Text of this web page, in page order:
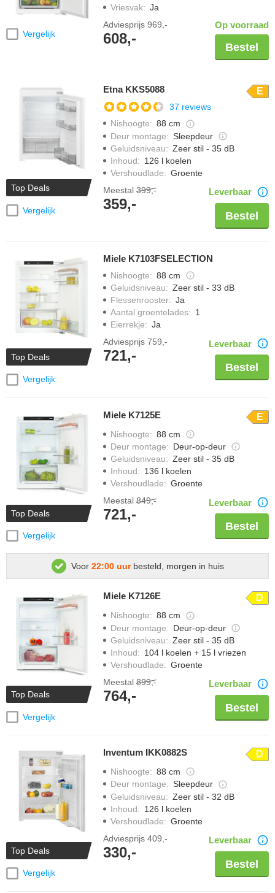
Vergelijk
Vriesvak: Ja
Adviesprijs 969,-
608,-
Op voorraad
Bestel
Top Deals
Vergelijk
Etna KKS5088 E
37 reviews
Nishoogte: 88 cm
Deur montage: Sleepdeur
Geluidsniveau: Zeer stil - 35 dB
Inhoud: 126 l koelen
Vershoudlade: Groente
Meestal 399,-
359,-
Leverbaar
Bestel
Top Deals
Vergelijk
Miele K7103FSELECTION
Nishoogte: 88 cm
Geluidsniveau: Zeer stil - 33 dB
Flessenrooster: Ja
Aantal groentelades: 1
Eierrekje: Ja
Adviesprijs 759,-
721,-
Leverbaar
Bestel
Top Deals
Vergelijk
Miele K7125E E
Nishoogte: 88 cm
Deur montage: Deur-op-deur
Geluidsniveau: Zeer stil - 35 dB
Inhoud: 136 l koelen
Vershoudlade: Groente
Meestal 849,-
721,-
Leverbaar
Bestel
Voor 22:00 uurbesteld, morgen in huis
Top Deals
Vergelijk
Miele K7126E D
Nishoogte: 88 cm
Deur montage: Deur-op-deur
Geluidsniveau: Zeer stil - 35 dB
Inhoud: 104 l koelen + 15 l vriezen
Vershoudlade: Groente
Meestal 899,-
764,-
Leverbaar
Bestel
Top Deals
Vergelijk
Inventum IKK0882S D
Nishoogte: 88 cm
Deur montage: Sleepdeur
Geluidsniveau: Zeer stil - 32 dB
Inhoud: 126 l koelen
Vershoudlade: Groente
Adviesprijs 409,-
330,-
Leverbaar
Bestel